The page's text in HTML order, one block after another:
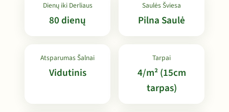
Dienų iki Derliaus
80 dienų
Saulės Šviesa
Pilna Saulė
Atsparumas Šalnai
Vidutinis
Tarpai
4/m² (15cm
tarpas)